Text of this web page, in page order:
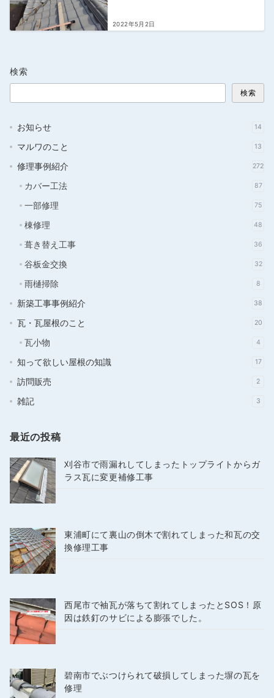
2022年5月2日
検索
検索
お知らせ 14
マルワのこと 13
修理事例紹介 272
カバー工法 87
一部修理 75
棟修理 48
葺き替え工事 36
谷板金交換 32
雨樋掃除 8
新築工事事例紹介 38
瓦・瓦屋根のこと 20
瓦小物 4
知って欲しい屋根の知識 17
訪問販売 2
雑記 3
最近の投稿
刈谷市で雨漏れしてしまったトップライトからガ
ラス瓦に変更補修工事
東浦町にて裏山の倒木で割れてしまった和瓦の交
換修理工事
西尾市で袖瓦が落ちて割れてしまったとSOS！原
因は鉄釘のサビによる膨張でした。
碧南市でぶつけられて破損してしまった塀の瓦を
修理